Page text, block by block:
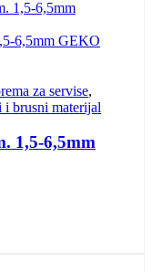
za servise,
i brusni materijal
1,5-6,5mm